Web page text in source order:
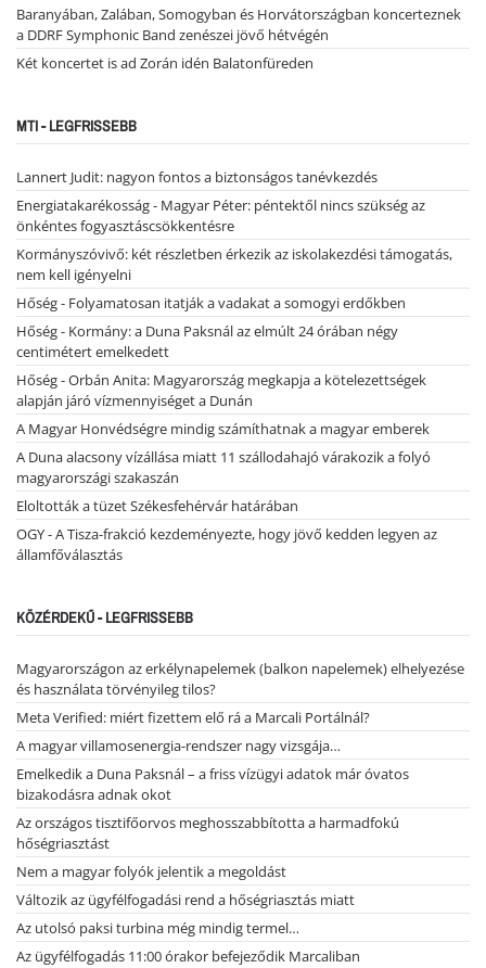
Baranyában, Zalában, Somogyban és Horvátországban koncerteznek
a DDRF Symphonic Band zenészei jövő hétvégén
Két koncertet is ad Zorán idén Balatonfüreden
MTI - LEGFRISSEBB
Lannert Judit: nagyon fontos a biztonságos tanévkezdés
Energiatakarékosság - Magyar Péter: péntektől nincs szükség az
önkéntes fogyasztáscsökkentésre
Kormányszóvivő: két részletben érkezik az iskolakezdési támogatás,
nem kell igényelni
Hőség - Folyamatosan itatják a vadakat a somogyi erdőkben
Hőség - Kormány: a Duna Paksnál az elmúlt 24 órában négy
centimétert emelkedett
Hőség - Orbán Anita: Magyarország megkapja a kötelezettségek
alapján járó vízmennyiséget a Dunán
A Magyar Honvédségre mindig számíthatnak a magyar emberek
A Duna alacsony vízállása miatt 11 szállodahajó várakozik a folyó
magyarországi szakaszán
Eloltották a tüzet Székesfehérvár határában
OGY - A Tisza-frakció kezdeményezte, hogy jövő kedden legyen az
államfőválasztás
KÖZÉRDEKŰ - LEGFRISSEBB
Magyarországon az erkélynapelemek (balkon napelemek) elhelyezése
és használata törvényileg tilos?
Meta Verified: miért fizettem elő rá a Marcali Portálnál?
A magyar villamosenergia-rendszer nagy vizsgája…
Emelkedik a Duna Paksnál – a friss vízügyi adatok már óvatos
bizakodásra adnak okot
Az országos tisztifőorvos meghosszabbította a harmadfokú
hőségriasztást
Nem a magyar folyók jelentik a megoldást
Változik az ügyfélfogadási rend a hőségriasztás miatt
Az utolsó paksi turbina még mindig termel…
Az ügyfélfogadás 11:00 órakor befejeződik Marcaliban